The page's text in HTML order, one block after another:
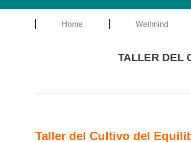
Home Wellmind
TALLER DEL
Taller del Cultivo del